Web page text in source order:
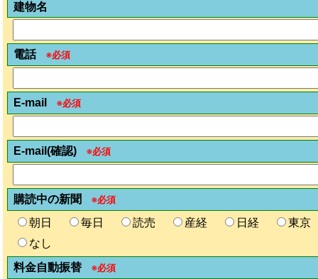
建物名
電話※必須
E-mail ※必須
E-mail(確認) ※必須
購読中の新聞 ※必須
朝日 毎日 読売 産経 日経
東京
なし
料金自動振替 ※必須